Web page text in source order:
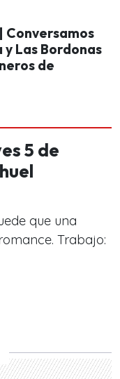
Conversamos
Las Bordonas
de
5 de
que una
Trabajo: